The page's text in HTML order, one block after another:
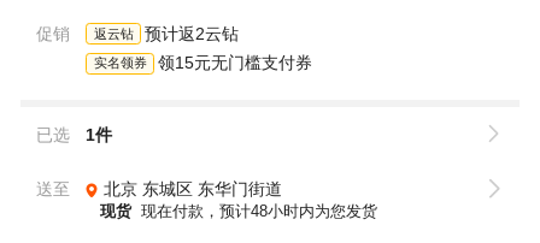
促销 返云钻 预计返2云钻
实名领券 领15元无门槛支付券
已选 1件
送至 北京 东城区 东华门街道
现货 现在付款，预计48小时内为您发货